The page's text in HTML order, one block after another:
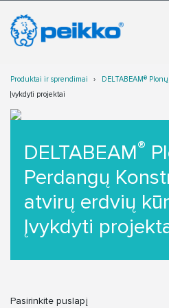
Produktai ir sprendimai
DELTABEAM®
Įvykdyti projektai
DELTABEAM®
Perdangų
atvirų erdvių
Įvykdyti
Pasirinkite puslapį